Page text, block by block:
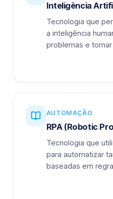
Inteligência
Tecnologia que
a inteligência
problemas e
AUTOMAÇÃO
RPA (Robotic
Tecnologia que
para automatizar
baseadas em